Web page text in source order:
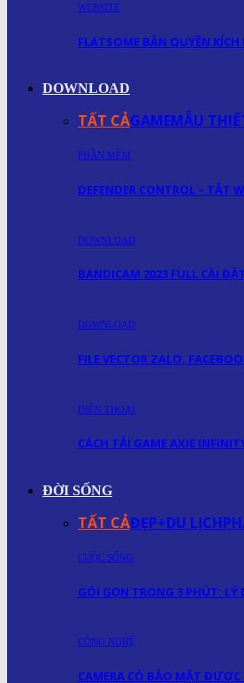
WEBSITE
FLATSOME BẢN QUYỀN
DOWNLOAD
TẤT CẢGAMEMẪU
PHẦN MỀM
DEFENDER CONTROL – TẮT
DOWNLOAD
BANDICAM 2023 FULL CÀI
DOWNLOAD
FILE VECTOR ZALO,
ĐIỆN THOẠI
CÁCH TẢI GAME AXIE
ĐỜI SỐNG
TẤT CẢĐẸP+DU LỊCH
CUỘC SỐNG
GÓI GỌN TRONG 3 PHÚT:
CÔNG NGHỆ
CAMERA CÓ BẢO MẬT